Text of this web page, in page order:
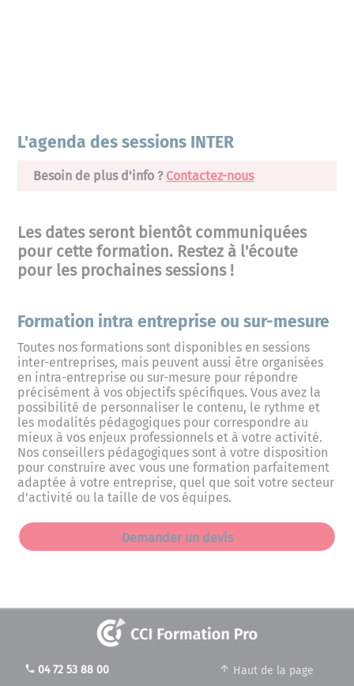
L'agenda des sessions INTER
Besoin de plus d'info ? Contactez-nous
Les dates seront bientôt communiquées
pour cette formation. Restez à l'écoute
pour les prochaines sessions !
Formation intra entreprise ou sur-mesure
Toutes nos formations sont disponibles en sessions
inter-entreprises, mais peuvent aussi être organisées
en intra-entreprise ou sur-mesure pour répondre
précisément à vos objectifs spécifiques. Vous avez la
possibilité de personnaliser le contenu, le rythme et
les modalités pédagogiques pour correspondre au
mieux à vos enjeux professionnels et à votre activité.
Nos conseillers pédagogiques sont à votre disposition
pour construire avec vous une formation parfaitement
adaptée à votre entreprise, quel que soit votre secteur
d’activité ou la taille de vos équipes.
Demander un devis
Haut de la page
phone 04 72 53 88 00